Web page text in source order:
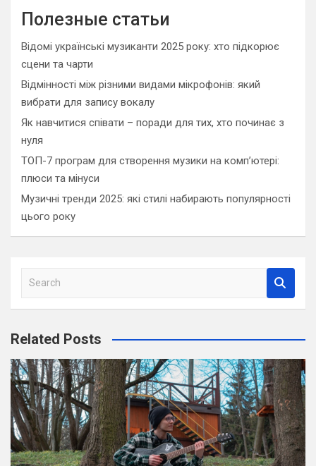
Полезные статьи
Відомі українські музиканти 2025 року: хто підкорює
сцени та чарти
Відмінності між різними видами мікрофонів: який
вибрати для запису вокалу
Як навчитися співати – поради для тих, хто починає з
нуля
ТОП-7 програм для створення музики на комп’ютері:
плюси та мінуси
Музичні тренди 2025: які стилі набирають популярності
цього року
a
c
h
Related Posts